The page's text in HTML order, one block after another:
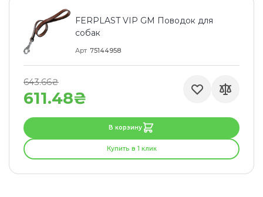
FERPLAST VIP GM Поводок для
собак
Арт 75144958
611.48₴
643.66₴
В корзину
Купить в 1 клик